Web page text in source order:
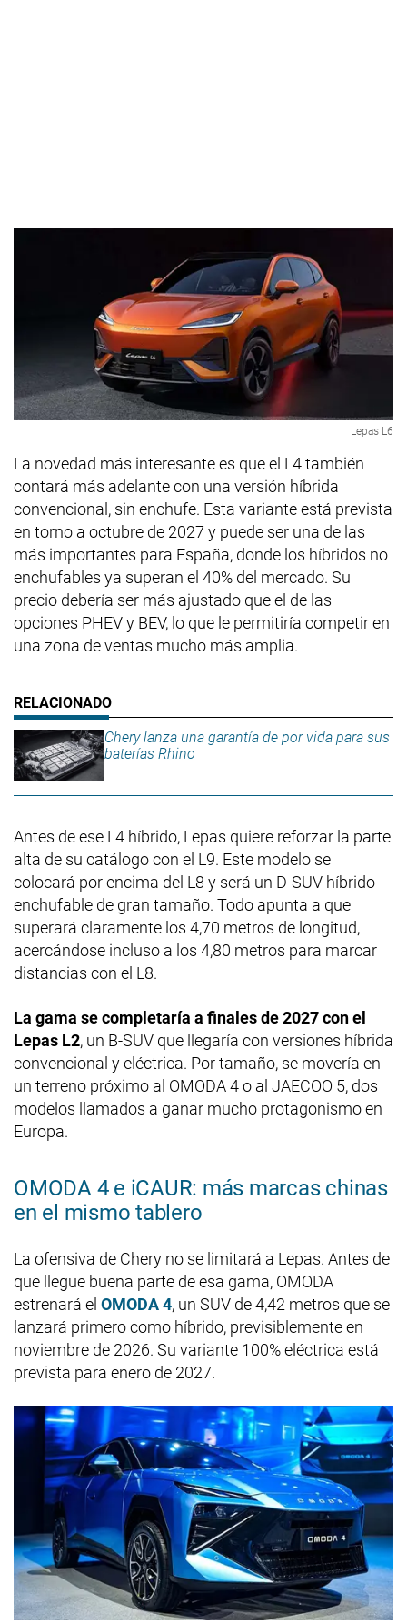
Lepas L6
La novedad más interesante es que el L4 también
contará más adelante con una versión híbrida
convencional, sin enchufe. Esta variante está prevista
en torno a octubre de 2027 y puede ser una de las
más importantes para España, donde los híbridos no
enchufables ya superan el 40% del mercado. Su
precio debería ser más ajustado que el de las
opciones PHEV y BEV, lo que le permitiría competir en
una zona de ventas mucho más amplia.
Chery lanza una garantía de por vida para sus
baterías Rhino
Antes de ese L4 híbrido, Lepas quiere reforzar la parte
alta de su catálogo con el L9. Este modelo se
colocará por encima del L8 y será un D-SUV híbrido
enchufable de gran tamaño. Todo apunta a que
superará claramente los 4,70 metros de longitud,
acercándose incluso a los 4,80 metros para marcar
distancias con el L8.
La gama se completaría a finales de 2027 con el
Lepas L2, un B-SUV que llegaría con versiones híbrida
convencional y eléctrica. Por tamaño, se movería en
un terreno próximo al OMODA 4 o al JAECOO 5, dos
modelos llamados a ganar mucho protagonismo en
Europa.
OMODA 4 e iCAUR: más marcas chinas
en el mismo tablero
La ofensiva de Chery no se limitará a Lepas. Antes de
que llegue buena parte de esa gama, OMODA
estrenará el OMODA 4, un SUV de 4,42 metros que se
lanzará primero como híbrido, previsiblemente en
noviembre de 2026. Su variante 100% eléctrica está
prevista para enero de 2027.